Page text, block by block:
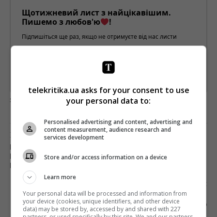
Щотижневий лист з найцікавішим.
Пишемо з любов'ю
!
Підпишіться ще раз, якщо не отримуєте від нас листи
загрузка...
Попередня стаття
ГРОМАДСЬКА РАДА НАЦРАДИ СТВОРИЛА
НЕЗАЛЕЖНУ ЕКСПЕРТНУ РАДУ З ПИТАНЬ
Наступна стаття
КОМІТЕТ КНЯЖИЦЬКОГО ПРОІГНОРУВАВ
ПРАВКИ ДРУКОВАНИХ ВИДАВНИЦТВ ЩОДО
МОВНОЇ КВОТИ
telekritika.ua asks for your consent to use
your personal data to:
Personalised advertising and content, advertising and
content measurement, audience research and
services development
Store and/or access information on a device
Learn more
Your personal data will be processed and information from
your device (cookies, unique identifiers, and other device
data) may be stored by, accessed by and shared with 227